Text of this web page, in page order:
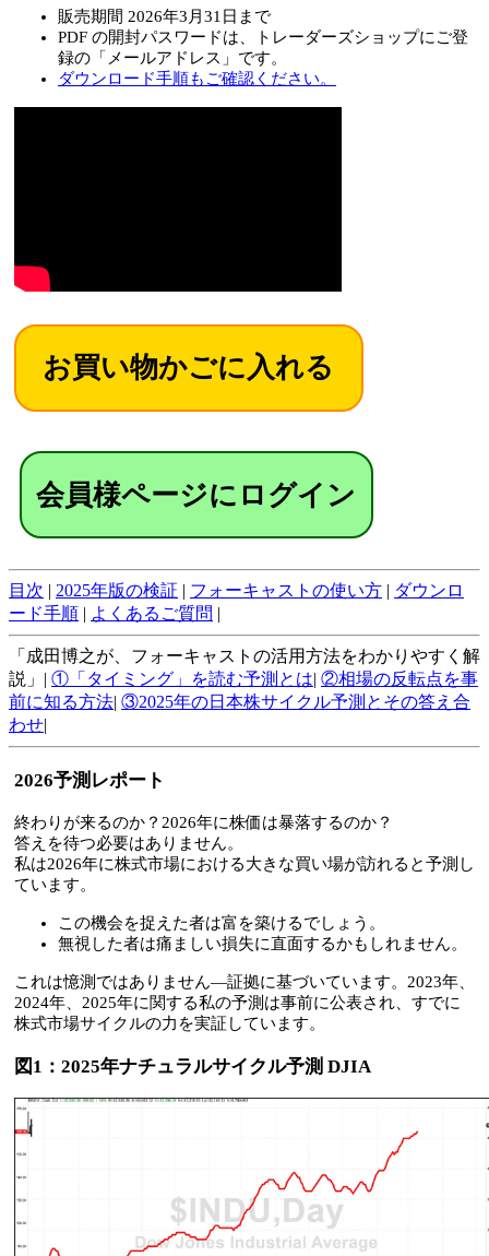
販売期間 2026年3月31日まで
PDF の開封パスワードは、トレーダーズショップにご登
録の「メールアドレス」です。
ダウンロード手順もご確認ください。
会員様ページにログイン
目次 | 2025年版の検証 | フォーキャストの使い方 | ダウンロ
ード手順 | よくあるご質問 |
「成田博之が、フォーキャストの活用方法をわかりやすく解
説」| ①「タイミング」を読む予測とは| ②相場の反転点を事
前に知る方法| ③2025年の日本株サイクル予測とその答え合
わせ|
2026予測レポート
終わりが来るのか？2026年に株価は暴落するのか？
答えを待つ必要はありません。
私は2026年に株式市場における大きな買い場が訪れると予測し
ています。
この機会を捉えた者は富を築けるでしょう。
無視した者は痛ましい損失に直面するかもしれません。
これは憶測ではありません―証拠に基づいています。2023年、
2024年、2025年に関する私の予測は事前に公表され、すでに
株式市場サイクルの力を実証しています。
図1：2025年ナチュラルサイクル予測 DJIA